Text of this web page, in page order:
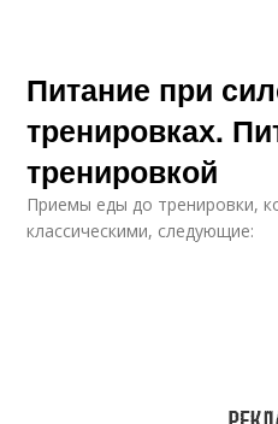
Питание при
тренировках.
тренировкой
Приемы еды до тренировки,
классическими, следующие: